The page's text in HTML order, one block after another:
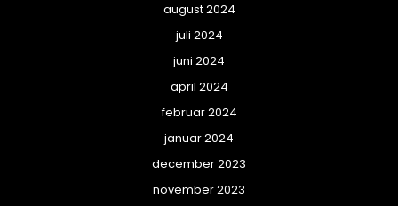
august 2024
juli 2024
juni 2024
april 2024
februar 2024
januar 2024
december 2023
november 2023